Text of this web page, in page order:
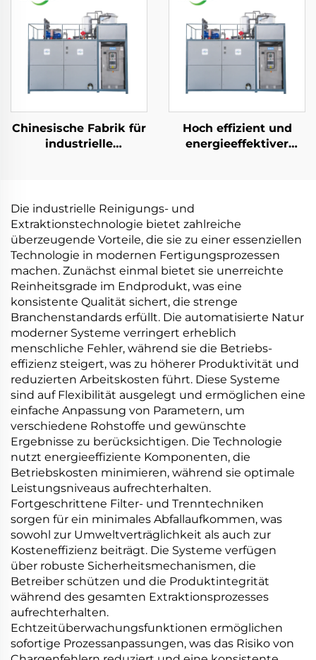
Konzentrierungs-
Kristallisationsgerät
Chinesische Fabrik für
industrielle
Vakuummantel-
Kristallizer
Hoch effizient und
energieeffektiver
Die industrielle Reinigungs- und
Extraktionstechnologie bietet zahlreiche
überzeugende Vorteile, die sie zu einer essenziellen
Technologie in modernen Fertigungsprozessen
machen. Zunächst einmal bietet sie unerreichte
Reinheitsgrade im Endprodukt, was eine
konsistente Qualität sichert, die strenge
Branchenstandards erfüllt. Die automatisierte Natur
moderner Systeme verringert erheblich
menschliche Fehler, während sie die Betriebs-
effizienz steigert, was zu höherer Produktivität und
reduzierten Arbeitskosten führt. Diese Systeme
sind auf Flexibilität ausgelegt und ermöglichen eine
einfache Anpassung von Parametern, um
verschiedene Rohstoffe und gewünschte
Ergebnisse zu berücksichtigen. Die Technologie
nutzt energieeffiziente Komponenten, die
Betriebskosten minimieren, während sie optimale
Leistungsniveaus aufrechterhalten.
Fortgeschrittene Filter- und Trenntechniken
sorgen für ein minimales Abfallaufkommen, was
sowohl zur Umweltverträglichkeit als auch zur
Kosteneffizienz beiträgt. Die Systeme verfügen
über robuste Sicherheitsmechanismen, die
Betreiber schützen und die Produktintegrität
während des gesamten Extraktionsprozesses
aufrechterhalten.
Echtzeitüberwachungsfunktionen ermöglichen
sofortige Prozessanpassungen, was das Risiko von